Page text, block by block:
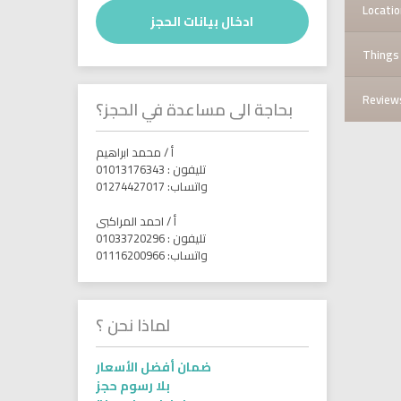
ادخال بيانات الحجز
بحاجة الى مساعدة في الحجز؟
أ / محمد ابراهيم
تليفون : 01013176343
واتساب: 01274427017
أ / احمد المراكبى
تليفون : 01033720296
واتساب: 01116200966
لماذا نحن ؟
ضمان أفضل الأسعار
بلا رسوم حجز